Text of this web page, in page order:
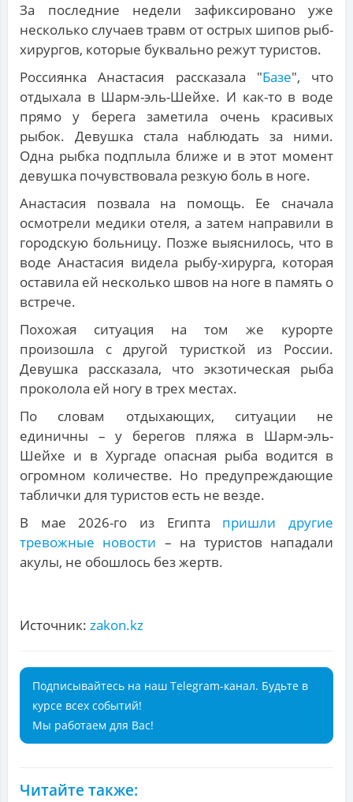
За последние недели зафиксировано уже
несколько случаев травм от острых шипов рыб-
хирургов, которые буквально режут туристов.
Россиянка Анастасия рассказала "Базе", что
отдыхала в Шарм-эль-Шейхе. И как-то в воде
прямо у берега заметила очень красивых
рыбок. Девушка стала наблюдать за ними.
Одна рыбка подплыла ближе и в этот момент
девушка почувствовала резкую боль в ноге.
Анастасия позвала на помощь. Ее сначала
осмотрели медики отеля, а затем направили в
городскую больницу. Позже выяснилось, что в
воде Анастасия видела рыбу-хирурга, которая
оставила ей несколько швов на ноге в память о
встрече.
Похожая ситуация на том же курорте
произошла с другой туристкой из России.
Девушка рассказала, что экзотическая рыба
проколола ей ногу в трех местах.
По словам отдыхающих, ситуации не
единичны – у берегов пляжа в Шарм-эль-
Шейхе и в Хургаде опасная рыба водится в
огромном количестве. Но предупреждающие
таблички для туристов есть не везде.
В мае 2026-го из Египта пришли другие
тревожные новости – на туристов нападали
акулы, не обошлось без жертв.
Источник: zakon.kz
Подписывайтесь на наш Telegram-канал. Будьте в
курсе всех событий!
Мы работаем для Вас!
Читайте также: